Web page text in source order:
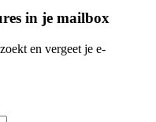
in je mailbox
en vergeet je e-